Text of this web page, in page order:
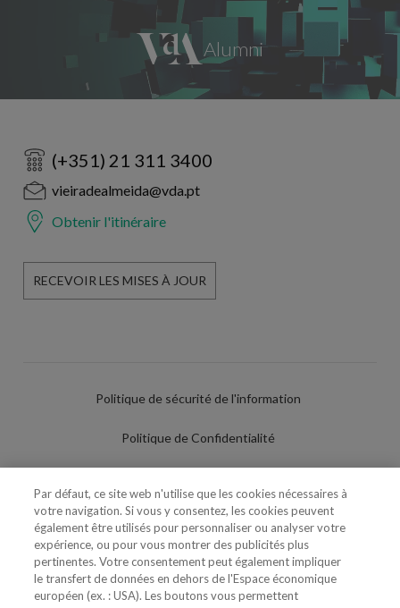
(+351) 21 311 3400
vieiradealmeida@vda.pt
Obtenir l'itinéraire
RECEVOIR LES MISES À JOUR
Politique de sécurité de l'information
Politique de Confidentialité
Politique de Cookies
Paramètres des cookies
Utilisation Frauduleuse du Nom/Brand
Par défaut, ce site web n'utilise que les cookies nécessaires à
votre navigation. Si vous y consentez, les cookies peuvent
également être utilisés pour personnaliser ou analyser votre
expérience, ou pour vous montrer des publicités plus
pertinentes. Votre consentement peut également impliquer
le transfert de données en dehors de l'Espace économique
européen (ex. : USA). Les boutons vous permettent